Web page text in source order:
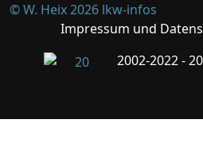
© W. Heix 2026 lkw-infos
Impressum und
2002-2022 -